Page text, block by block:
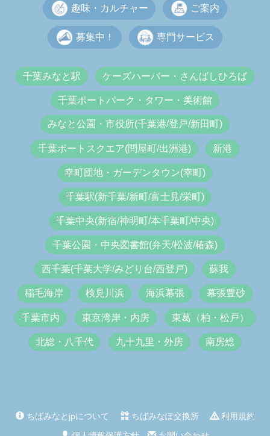
趣味・カルチャー ご案内
募集中！ 専門サービス
千葉みなと駅 ケーズハーバー・さんばしひろば
千葉ポートパーク・タワー・美術館
みなと公園・市役所(千葉港/登戸/新田町)
千葉ポートスクエア(問屋町/出洲港) 新港
幸町団地・ガーデンタウン(幸町)
千葉駅(新千葉/新町/富士見/栄町)
千葉中央(新宿/神明町/本千葉町/中央)
千葉公園・中央図書館(弁天/松波/椿森)
西千葉(千葉大学/みどり台/西登戸) 蘇我
稲毛海岸 検見川浜 海浜幕張 幕張豊砂
千葉市内 東京湾岸・内房 東葛（柏・松戸）
北総・八千代 九十九里・外房 南房総
ちばみなとjpについて ちばみなぽ交換所
利用規約